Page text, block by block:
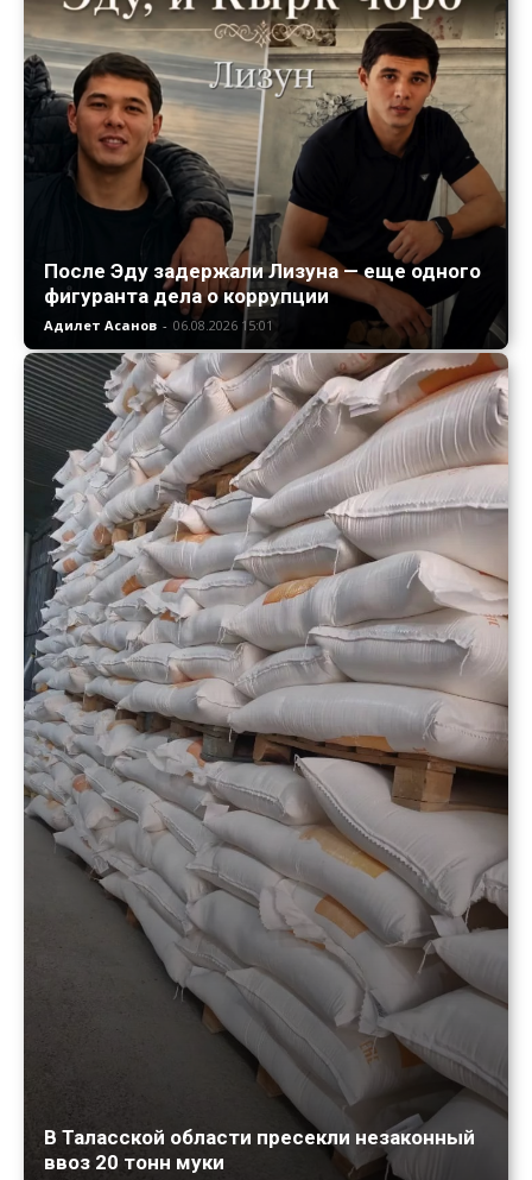
После Эду задержали Лизуна — еще одного
фигуранта дела о коррупции
Адилет Асанов - 06.08.2026 15:01
В Таласской области пресекли незаконный
ввоз 20 тонн муки